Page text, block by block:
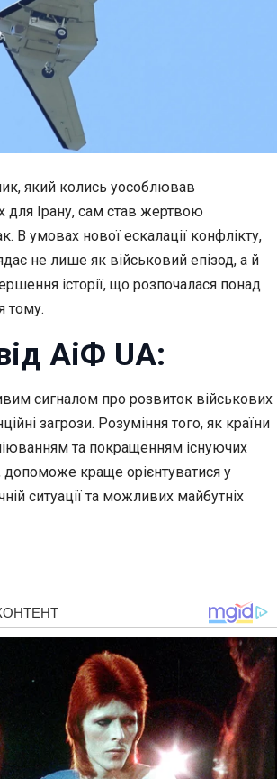
який колись уособлював
для Ірану, сам став жертвою
В умовах нової ескалації конфлікту,
не лише як військовий епізод, а й
історії, що розпочалася понад
тому.
АіФ UA:
сигналом про розвиток військових
загрози. Розуміння того, як країни
та покращенням існуючих
допоможе краще орієнтуватися у
ситуації та можливих майбутніх